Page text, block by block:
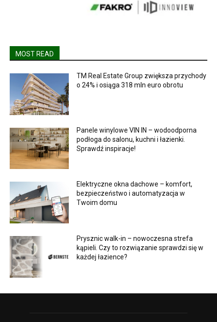
MOST READ
TM Real Estate Group zwiększa przychody
o 24% i osiąga 318 mln euro obrotu
Panele winylowe VIN IN – wodoodporna
podłoga do salonu, kuchni i łazienki.
Sprawdź inspiracje!
Elektryczne okna dachowe – komfort,
bezpieczeństwo i automatyzacja w
Twoim domu
Prysznic walk-in – nowoczesna strefa
kąpieli. Czy to rozwiązanie sprawdzi się w
każdej łazience?